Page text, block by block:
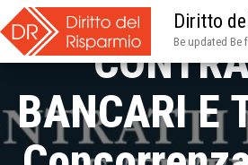
Diritto
Be updated Be
BANCARI E